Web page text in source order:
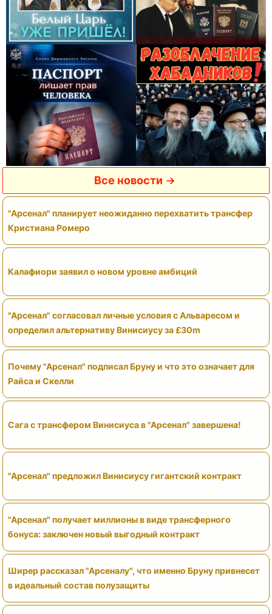
Все новости
"Арсенал" планирует неожиданно перехватить трансфер
Кристиана Ромеро
Калафиори заявил о новом уровне амбиций
"Арсенал" согласовал личные условия с Альваресом и
определил альтернативу Винисиусу за £30m
Почему "Арсенал" подписал Бруну и что это означает для
Райса и Скелли
Сага с трансфером Винисиуса в "Арсенал" завершена!
"Арсенал" предложил Винисиусу гигантский контракт
"Арсенал" получает миллионы в виде трансферного
бонуса: заключен новый выгодный контракт
Ширер рассказал "Арсеналу", что именно Бруну привнесет
в идеальный состав полузащиты